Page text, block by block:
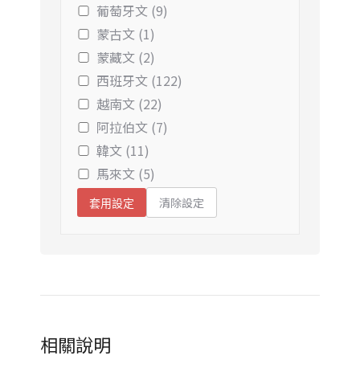
葡萄牙文 (9)
蒙古文 (1)
蒙藏文 (2)
西班牙文 (122)
越南文 (22)
阿拉伯文 (7)
韓文 (11)
馬來文 (5)
套用設定 清除設定
相關說明